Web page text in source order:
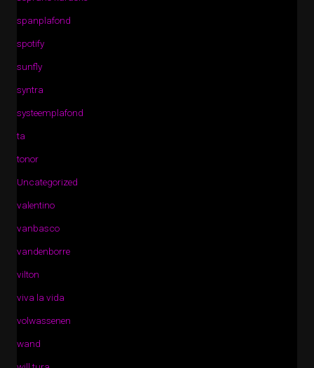
spanplafond
spotify
sunfly
syntra
systeemplafond
ta
tonor
Uncategorized
valentino
vanbasco
vandenborre
vilton
viva la vida
volwassenen
wand